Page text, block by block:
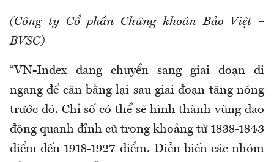
(Công ty Cổ phần Chứng khoán Bảo Việt –
BVSC)
“VN-Index đang chuyển sang giai đoạn đi
ngang để cân bằng lại sau giai đoạn tăng nóng
trước đó. Chỉ số có thể sẽ hình thành vùng dao
động quanh đỉnh cũ trong khoảng từ 1838-1843
điểm đến 1918-1927 điểm. Diễn biến các nhóm